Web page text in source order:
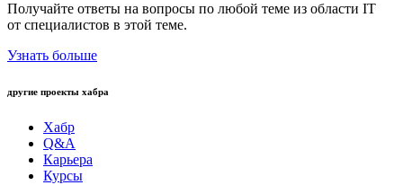
Получайте ответы на вопросы по любой теме из области IT
от специалистов в этой теме.
Узнать больше
другие проекты хабра
Хабр
Q&A
Карьера
Курсы